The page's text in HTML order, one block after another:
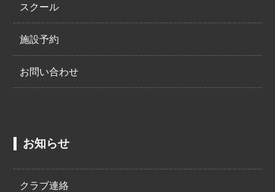
スクール
施設予約
お問い合わせ
お知らせ
クラブ連絡